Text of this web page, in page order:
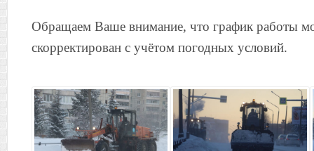
Обращаем Ваше внимание, что график работы
скорректирован с учётом погодных условий.